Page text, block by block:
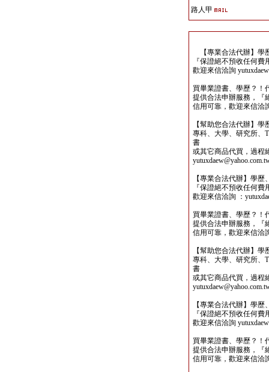
路人甲
【專業合法代辦】學
『保證絕不預收任何
歡迎來信洽詢
買畢業證書、學歷？！
提供合法申辦服務，『
信用可靠，歡迎來信洽
【幫助您合法代辦】
專科、大學、研究所、
書
或其它商品代買，過程
【專業合法代辦】學
『保證絕不預收任何
歡迎來信洽詢 ：
買畢業證書、學歷？！
提供合法申辦服務，『
信用可靠，歡迎來信洽
【幫助您合法代辦】
專科、大學、研究所、
書
或其它商品代買，過程
【專業合法代辦】學
『保證絕不預收任何
歡迎來信洽詢
買畢業證書、學歷？！
提供合法申辦服務，『
信用可靠，歡迎來信洽